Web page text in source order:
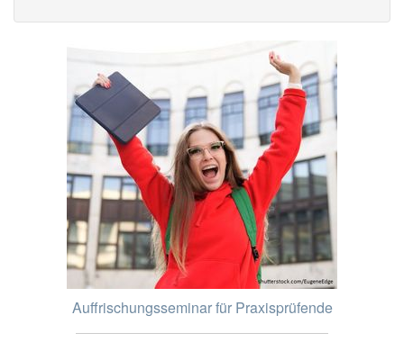
Auffrischungsseminar für Praxisprüfende